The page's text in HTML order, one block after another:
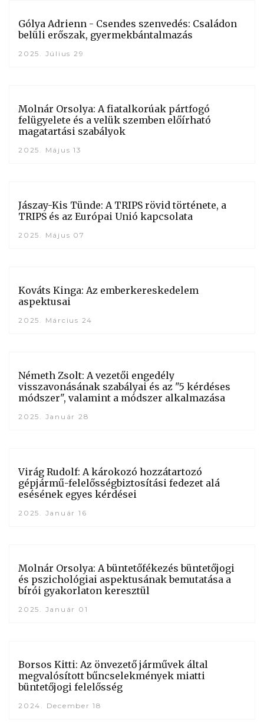
Gólya Adrienn - Csendes szenvedés: Családon
belüli erőszak, gyermekbántalmazás
2025. Július 29
Molnár Orsolya: A fiatalkorúak pártfogó
felügyelete és a velük szemben előírható
magatartási szabályok
2025. Május 13
Jászay-Kis Tünde: A TRIPS rövid története, a
TRIPS és az Európai Unió kapcsolata
2025. Május 07
Kováts Kinga: Az emberkereskedelem
aspektusai
2025. Március 24
Németh Zsolt: A vezetői engedély
visszavonásának szabályai és az "5 kérdéses
módszer", valamint a módszer alkalmazása
2025. Január 28
Virág Rudolf: A károkozó hozzátartozó
gépjármű-felelősségbiztosítási fedezet alá
esésének egyes kérdései
2025. Január 16
Molnár Orsolya: A büntetőfékezés büntetőjogi
és pszichológiai aspektusának bemutatása a
bírói gyakorlaton keresztül
2025. Január 01
Borsos Kitti: Az önvezető járművek által
megvalósított bűncselekmények miatti
büntetőjogi felelősség
2024. December 18